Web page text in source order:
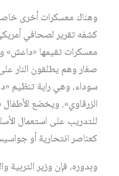
وهناك معسكرات أخرى
كشفه تقرير لصحافي
معسكرات تقيمها «داعش»
صغار وهم يطلقون النار
سوداء، وهي راية تنظيم
الزرقاوي». ويخضع
للتدريب على استعمال
كعناصر انتحارية أو
وبدوره، فإن وزير التربية